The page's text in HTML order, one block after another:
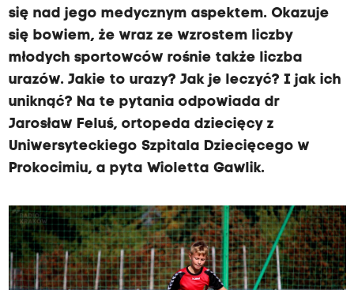
się nad jego medycznym aspektem. Okazuje
się bowiem, że wraz ze wzrostem liczby
młodych sportowców rośnie także liczba
urazów. Jakie to urazy? Jak je leczyć? I jak ich
uniknąć? Na te pytania odpowiada dr
Jarosław Feluś, ortopeda dziecięcy z
Uniwersyteckiego Szpitala Dziecięcego w
Prokocimiu, a pyta Wioletta Gawlik.